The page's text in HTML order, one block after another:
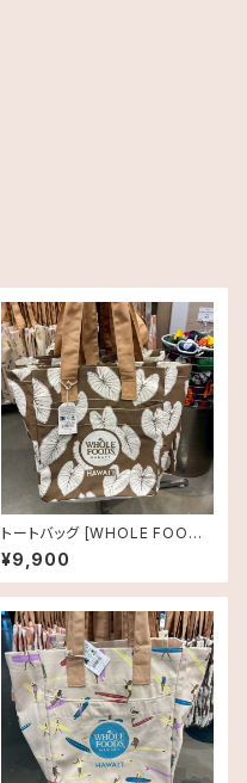
トートバッグ [WHOLE FOODS
MARKET]ホールフーズマーケ
ット オーガニックショッピングバ
ッグ タロリーフ
¥9,900